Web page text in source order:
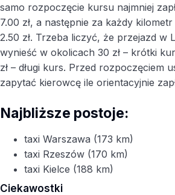
samo rozpoczęcie kursu najmniej
7.00 zł, a następnie za każdy
2.50 zł. Trzeba liczyć, że przejazd w
wynieść w okolicach 30 zł – krótki
zł – długi kurs. Przed rozpoczęciem
zapytać kierowcę ile orientacyjnie
Najbliższe postoje:
taxi Warszawa (173 km)
taxi Rzeszów (170 km)
taxi Kielce (188 km)
Ciekawostki